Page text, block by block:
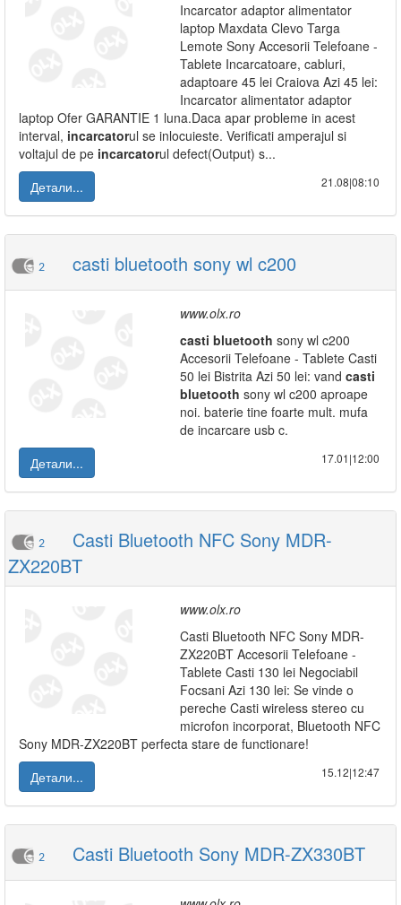
Incarcator adaptor alimentator
laptop Maxdata Clevo Targa
Lemote Sony Accesorii Telefoane -
Tablete Incarcatoare, cabluri,
adaptoare 45 lei Craiova Azi 45 lei:
Incarcator alimentator adaptor
laptop Ofer GARANTIE 1 luna.Daca apar probleme in acest
interval, incarcatorul se inlocuieste. Verificati amperajul si
voltajul de pe incarcatorul defect(Output) s...
Детали...
21.08|08:10
2 casti bluetooth sony wl c200
www.olx.ro
casti bluetooth sony wl c200
Accesorii Telefoane - Tablete Casti
50 lei Bistrita Azi 50 lei: vand casti
bluetooth sony wl c200 aproape
noi. baterie tine foarte mult. mufa
de incarcare usb c.
Детали...
17.01|12:00
2
Casti Bluetooth NFC Sony MDR-
ZX220BT
www.olx.ro
Casti Bluetooth NFC Sony MDR-
ZX220BT Accesorii Telefoane -
Tablete Casti 130 lei Negociabil
Focsani Azi 130 lei: Se vinde o
pereche Casti wireless stereo cu
microfon incorporat, Bluetooth NFC
Sony MDR-ZX220BT perfecta stare de functionare!
Детали...
15.12|12:47
2 Casti Bluetooth Sony MDR-ZX330BT